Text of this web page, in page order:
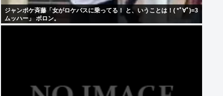
ジャンポケ斉藤「女がロケバスに乗ってる！ と、いうことは！( *ﾟ∀ﾟ)=3
ムッハー」 ボロン。